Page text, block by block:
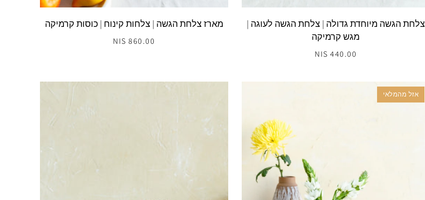
440.00 NIS
צלחת הגשה מיוחדת גדולה | צלחת הגשה לעוגה |
מגש קרמיקה
860.00 NIS
מארז צלחת הגשה | צלחות קינוח | כוסות קרמיקה
אזל מהמלאי